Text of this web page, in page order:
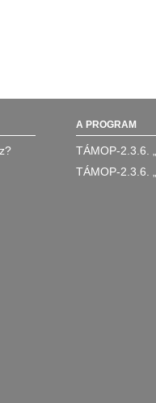
A PROGRAM
TÁMOP-2.3.6.
TÁMOP-2.3.6.